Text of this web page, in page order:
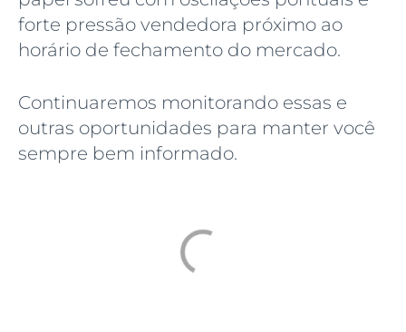
forte pressão vendedora próximo ao
horário de fechamento do mercado.
Continuaremos monitorando essas e
outras oportunidades para manter você
sempre bem informado.